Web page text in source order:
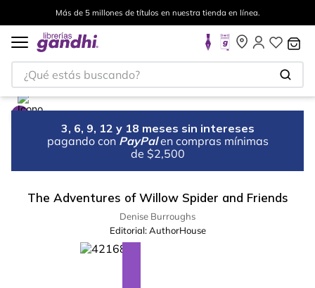
Más de 5 millones de títulos en nuestra tienda en línea.
¿Qué estás buscando?
3, 6, 9, 12 y 18 meses sin intereses
pagando con PayPal en compras mínimas
de $2,500
The Adventures of Willow Spider and Friends
Denise Burroughs
Editorial: AuthorHouse